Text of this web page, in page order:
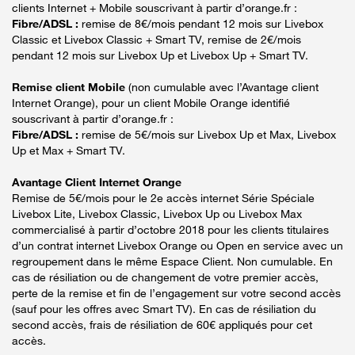
clients Internet + Mobile souscrivant à partir d’orange.fr :
Fibre/ADSL : remise de 8€/mois pendant 12 mois sur Livebox
Classic et Livebox Classic + Smart TV, remise de 2€/mois
pendant 12 mois sur Livebox Up et Livebox Up + Smart TV.
Remise client Mobile (non cumulable avec l’Avantage client
Internet Orange), pour un client Mobile Orange identifié
souscrivant à partir d’orange.fr :
Fibre/ADSL : remise de 5€/mois sur Livebox Up et Max, Livebox
Up et Max + Smart TV.
Avantage Client Internet Orange
Remise de 5€/mois pour le 2e accès internet Série Spéciale
Livebox Lite, Livebox Classic, Livebox Up ou Livebox Max
commercialisé à partir d’octobre 2018 pour les clients titulaires
d’un contrat internet Livebox Orange ou Open en service avec un
regroupement dans le même Espace Client. Non cumulable. En
cas de résiliation ou de changement de votre premier accès,
perte de la remise et fin de l’engagement sur votre second accès
(sauf pour les offres avec Smart TV). En cas de résiliation du
second accès, frais de résiliation de 60€ appliqués pour cet
accès.